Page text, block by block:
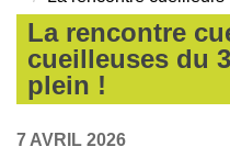
La rencontre
cueilleuses du
plein !
7 AVRIL 2026